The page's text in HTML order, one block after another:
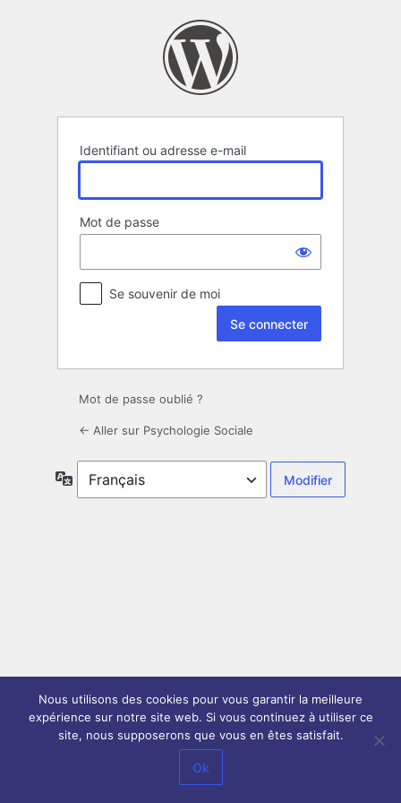
Identifiant ou adresse e-mail
Mot de passe
Se souvenir de moi
Mot de passe oublié ?
← Aller sur Psychologie Sociale
Langue
Nous utilisons des cookies pour vous garantir la meilleure
expérience sur notre site web. Si vous continuez à utiliser ce
site, nous supposerons que vous en êtes satisfait.
Ok